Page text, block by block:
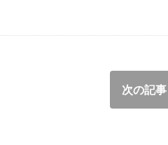
次の記事